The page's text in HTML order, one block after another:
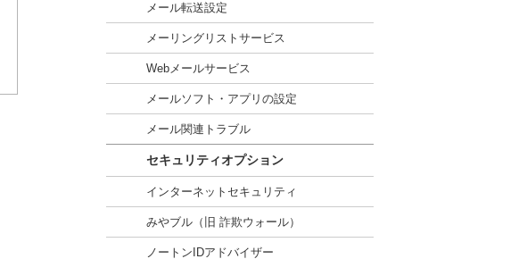
メール転送設定
メーリングリストサービス
Webメールサービス
メールソフト・アプリの設定
メール関連トラブル
セキュリティオプション
インターネットセキュリティ
みやブル（旧 詐欺ウォール）
ノートンIDアドバイザー